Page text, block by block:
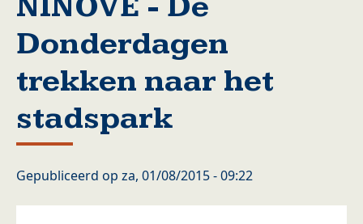
Donderdagen
trekken naar het
stadspark
Gepubliceerd op za, 01/08/2015 - 09:22